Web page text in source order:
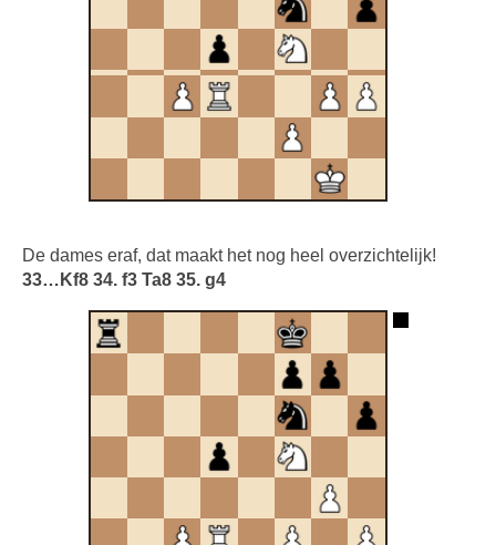
De dames eraf, dat maakt het nog heel overzichtelijk!
33…Kf8 34. f3 Ta8 35. g4